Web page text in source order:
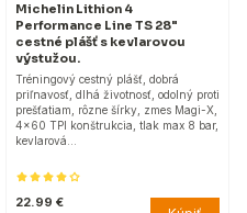
Michelin Lithion 4
Performance Line TS 28"
cestné plášť s kevlarovou
výstužou.
Tréningový cestný plášť, dobrá
priľnavosť, dlhá životnosť, odolný proti
prešťatiam, rôzne šírky, zmes Magi-X,
4x60 TPI konštrukcia, tlak max 8 bar,
kevlarová…
22.99 €